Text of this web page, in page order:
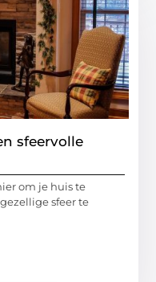
sfeervolle
om je huis te
sfeer te